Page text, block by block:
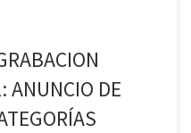
ANUNCIO DE